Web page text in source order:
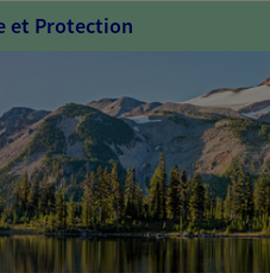
et Protection